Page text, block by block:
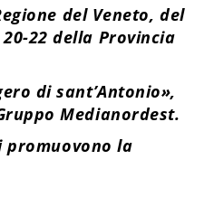
del Veneto, del
22 della Provincia
di sant’Antonio»,
Medianordest.
la